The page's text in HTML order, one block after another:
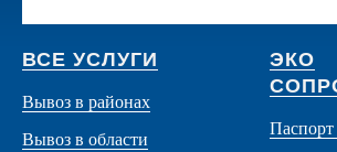
ВСЕ УСЛУГИ
Вывоз в районах
Вывоз в области
ЭКО
Паспорт